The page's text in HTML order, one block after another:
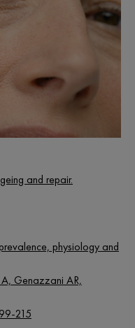
and repair.
physiology and
Genazzani AR,
215